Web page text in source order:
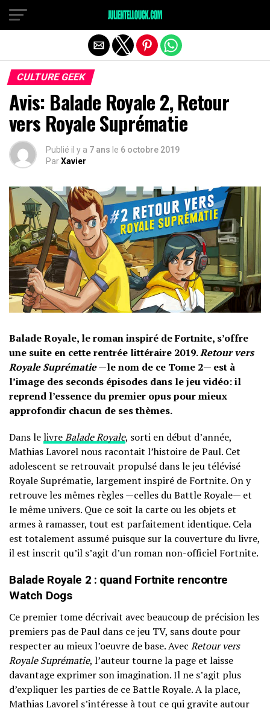
CULTURE GEEK
Avis: Balade Royale 2, Retour
vers Royale Suprématie
Publié il y a 7 ans le 6 octobre 2019
ParXavier
Balade Royale, le roman inspiré de Fortnite, s’offre
une suite en cette rentrée littéraire 2019.Retour vers
Royale Suprématie—le nom de ce Tome 2— est à
l’image des seconds épisodes dans le jeu vidéo: il
reprend l’essence du premier opus pour mieux
approfondir chacun de ses thèmes.
Dans lelivreBalade Royale, sorti en début d’année,
Mathias Lavorel nous racontait l’histoire de Paul. Cet
adolescent se retrouvait propulsé dans le jeu télévisé
Royale Suprématie, largement inspiré de Fortnite. On y
retrouve les mêmes règles —celles du Battle Royale— et
le même univers. Que ce soit la carte ou les objets et
armes à ramasser, tout est parfaitement identique. Cela
est totalement assumé puisque sur la couverture du livre,
il est inscrit qu’il s’agit d’un roman non-officiel Fortnite.
Balade Royale 2 : quand Fortnite rencontre
Watch Dogs
Ce premier tome décrivait avec beaucoup de précision les
premiers pas de Paul dans ce jeu TV, sans doute pour
respecter au mieux l’oeuvre de base. Avec Retour vers
Royale Suprématie, l’auteur tourne la page et laisse
davantage exprimer son imagination. Il ne s’agit plus
d’expliquer les parties de ce Battle Royale. A la place,
Mathias Lavorel s’intéresse à tout ce qui gravite autour